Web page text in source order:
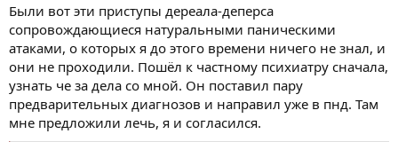
Были вот эти приступы дереала-деперса
сопровождающиеся натуральными паническими
атаками, о которых я до этого времени ничего не знал, и
они не проходили. Пошёл к частному психиатру сначала,
узнать че за дела со мной. Он поставил пару
предварительных диагнозов и направил уже в пнд. Там
мне предложили лечь, я и согласился.